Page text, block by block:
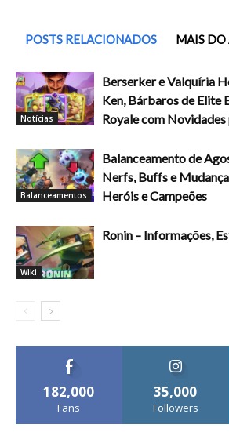
POSTS RELACIONADOS MAIS DO
Notícias
Berserker e Valquíria
Ken, Bárbaros de Elite
Royale com
Balanceamentos
Balanceamento de
Nerfs, Buffs e
Heróis e Campeões
Wiki
Ronin – Informações,
182,000
Fans
35,000
Followers